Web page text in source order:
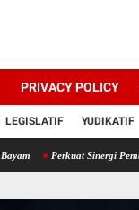
PRIVACY POLICY
LEGISLATIF YUDIKATIF
Perkuat Sinergi Pembinaan